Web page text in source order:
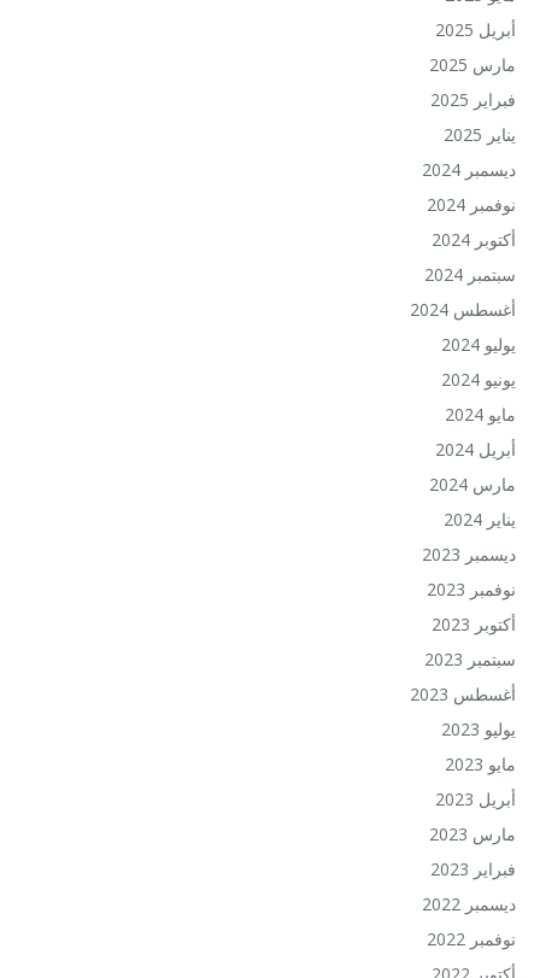
أبريل 2025
مارس 2025
فبراير 2025
يناير 2025
ديسمبر 2024
نوفمبر 2024
أكتوبر 2024
سبتمبر 2024
أغسطس 2024
يوليو 2024
يونيو 2024
مايو 2024
أبريل 2024
مارس 2024
يناير 2024
ديسمبر 2023
نوفمبر 2023
أكتوبر 2023
سبتمبر 2023
أغسطس 2023
يوليو 2023
مايو 2023
أبريل 2023
مارس 2023
فبراير 2023
ديسمبر 2022
نوفمبر 2022